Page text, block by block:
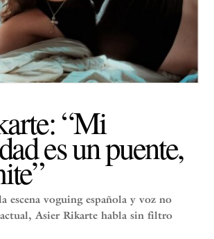
“Mi
es un puente,
escena voguing española y voz no
Asier Rikarte habla sin filtro